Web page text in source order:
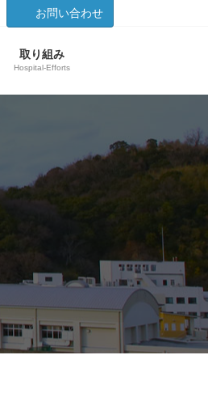
お問い合わせ
取り組み
Hospital-Efforts